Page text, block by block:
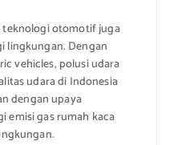
teknologi otomotif juga
lingkungan. Dengan
vehicles, polusi udara
udara di Indonesia
dengan upaya
emisi gas rumah kaca